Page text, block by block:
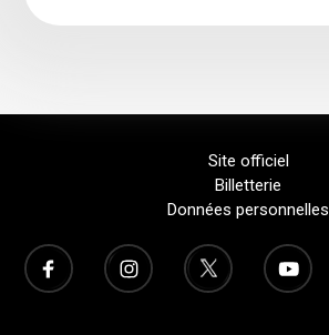
Site officiel
Billetterie
Données personnelles